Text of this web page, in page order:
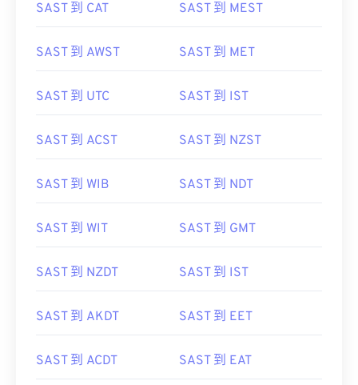
SAST 到 CAT SAST 到 MEST
SAST 到 AWST SAST 到 MET
SAST 到 UTC SAST 到 IST
SAST 到 ACST SAST 到 NZST
SAST 到 WIB SAST 到 NDT
SAST 到 WIT SAST 到 GMT
SAST 到 NZDT SAST 到 IST
SAST 到 AKDT SAST 到 EET
SAST 到 ACDT SAST 到 EAT